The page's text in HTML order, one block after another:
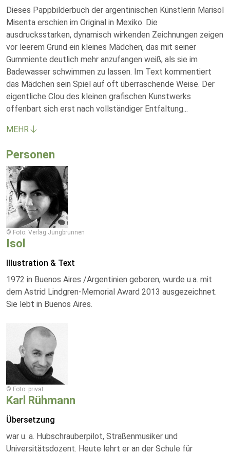
Dieses Pappbilderbuch der argentinischen Künstlerin Marisol
Misenta erschien im Original in Mexiko. Die
ausdrucksstarken, dynamisch wirkenden Zeichnungen zeigen
vor leerem Grund ein kleines Mädchen, das mit seiner
Gummiente deutlich mehr anzufangen weiß, als sie im
Badewasser schwimmen zu lassen. Im Text kommentiert
das Mädchen sein Spiel auf oft überraschende Weise. Der
eigentliche Clou des kleinen grafischen Kunstwerks
offenbart sich erst nach vollständiger Entfaltung...
MEHR
Personen
© Foto: Verlag Jungbrunnen
Isol
Illustration & Text
1972 in Buenos Aires /Argentinien geboren, wurde u.a. mit
dem Astrid Lindgren-Memorial Award 2013 ausgezeichnet.
Sie lebt in Buenos Aires.
© Foto: privat
Karl Rühmann
Übersetzung
war u. a. Hubschrauberpilot, Straßenmusiker und
Universitätsdozent. Heute lehrt er an der Schule für